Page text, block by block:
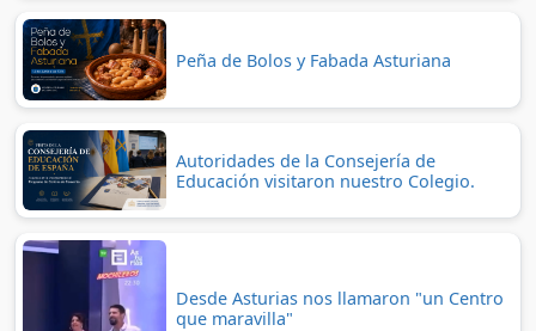
Peña de Bolos y Fabada Asturiana
Autoridades de la Consejería de
Educación visitaron nuestro Colegio.
Desde Asturias nos llamaron "un Centro
que maravilla"